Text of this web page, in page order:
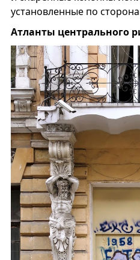
установленные по
Атланты центрального